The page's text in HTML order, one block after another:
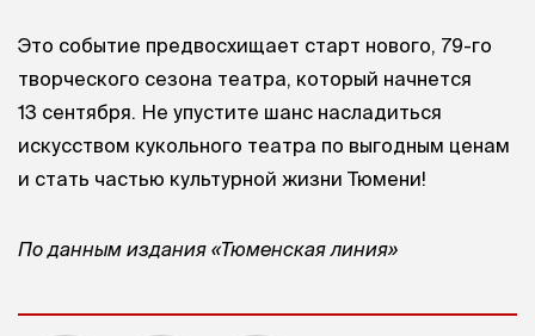
Это событие предвосхищает старт нового, 79-го
творческого сезона театра, который начнется
13 сентября. Не упустите шанс насладиться
искусством кукольного театра по выгодным ценам
и стать частью культурной жизни Тюмени!
По данным издания «Тюменская линия»